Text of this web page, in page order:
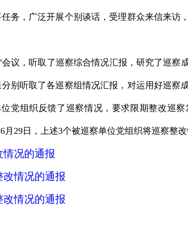
务，广泛开展个别谈话，受理群众来信来访
议，听取了巡察综合情况汇报，研究了巡察
别听取了各巡察组情况汇报，对运用好巡察
党组织反馈了巡察情况，要求限期整改巡
29日，上述3个被巡察单位党组织将巡察整
况的通报
情况的通报
情况的通报